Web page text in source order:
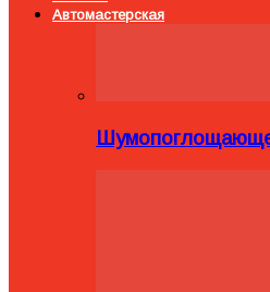
Автомастерская